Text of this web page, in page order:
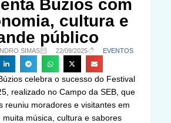
Búzios com
cultura e
público
SIMAS 22/09/2025 EVENTOS
celebra o sucesso do Festival
realizado no Campo da SEB, que
reuniu moradores e visitantes em
música, cultura e sabores